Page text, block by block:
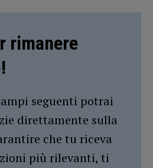
rimanere
seguenti potrai
direttamente sulla
che tu riceva
più rilevanti, ti